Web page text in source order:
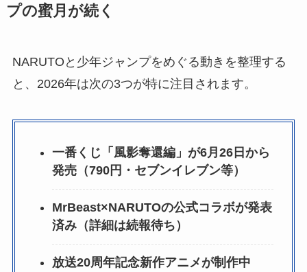
プの蜜月が続く
NARUTOと少年ジャンプをめぐる動きを整理する
と、2026年は次の3つが特に注目されます。
一番くじ「風影奪還編」が6月26日から
発売（790円・セブンイレブン等）
MrBeast×NARUTOの公式コラボが発表
済み（詳細は続報待ち）
放送20周年記念新作アニメが制作中